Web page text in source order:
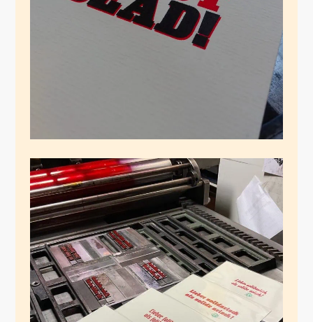
Dezember 28, 2024
Solidarischer
Fehlschlag